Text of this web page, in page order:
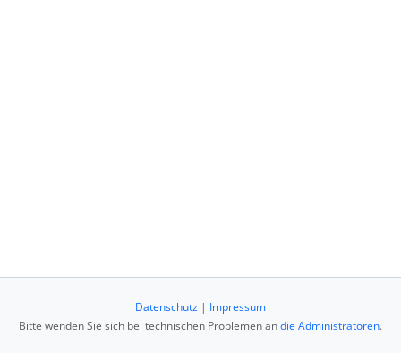
Datenschutz | Impressum
Bitte wenden Sie sich bei technischen Problemen andie Administratoren.